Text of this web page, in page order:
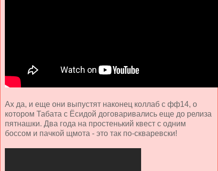
Ах да, и еще они выпустят наконец коллаб с фф14, о
котором Табата с Ёсидой договаривались еще до релиза
пятнашки. Два года на простенький квест с одним
боссом и пачкой щмота - это так по-скваревски!